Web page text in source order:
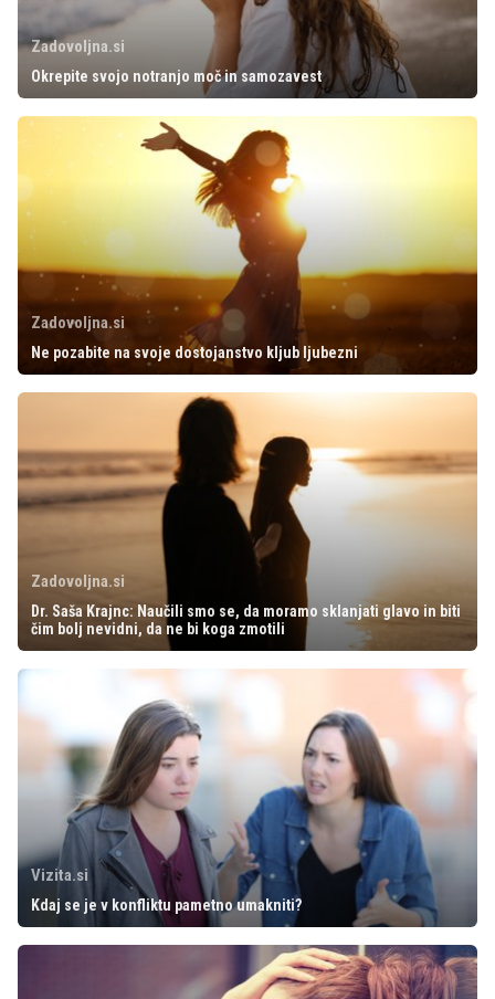
Zadovoljna.si
Okrepite svojo notranjo moč in samozavest
Zadovoljna.si
Ne pozabite na svoje dostojanstvo kljub ljubezni
Zadovoljna.si
Dr. Saša Krajnc: Naučili smo se, da moramo sklanjati glavo in biti
čim bolj nevidni, da ne bi koga zmotili
Vizita.si
Kdaj se je v konfliktu pametno umakniti?